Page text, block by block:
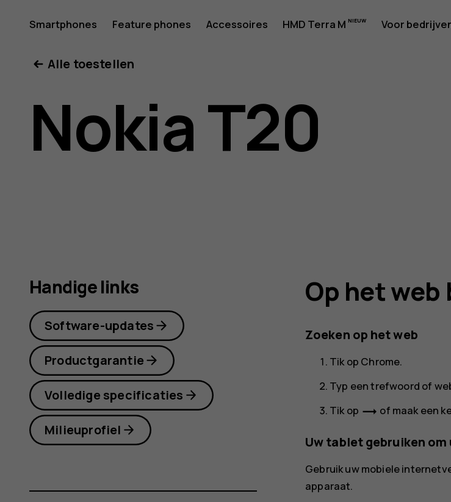
voor
Nokia
Smartphones Feature phones Accessoires HMD Terra M Voor
Alle toestellen
Nokia T20
Op het web
Zoeken op het web
Tik op Chrome.
Typ een trefwoord of
Tik op trending_flat of maak een
Uw tablet gebruiken
Gebruik uw mobiele
apparaat.
Handige links
Software-updates
Productgarantie
Volledige specificaties
Milieuprofiel